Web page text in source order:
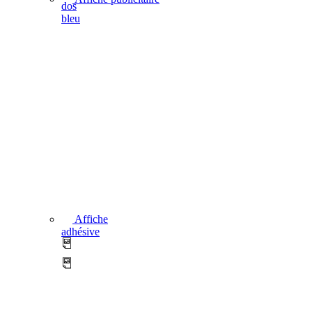
Affiche
adhésive
dos
bleu